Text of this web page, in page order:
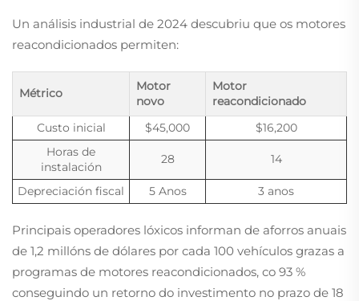
Un análisis industrial de 2024 descubriu que os motores
reacondicionados permiten:
Métrico
Motor
novo
Motor
reacondicionado
Custo inicial
$45,000
$16,200
Horas de
instalación
28 14
Depreciación fiscal 5 Anos 3 anos
Principais operadores lóxicos informan de aforros anuais
de 1,2 millóns de dólares por cada 100 vehículos grazas a
programas de motores reacondicionados, co 93 %
conseguindo un retorno do investimento no prazo de 18